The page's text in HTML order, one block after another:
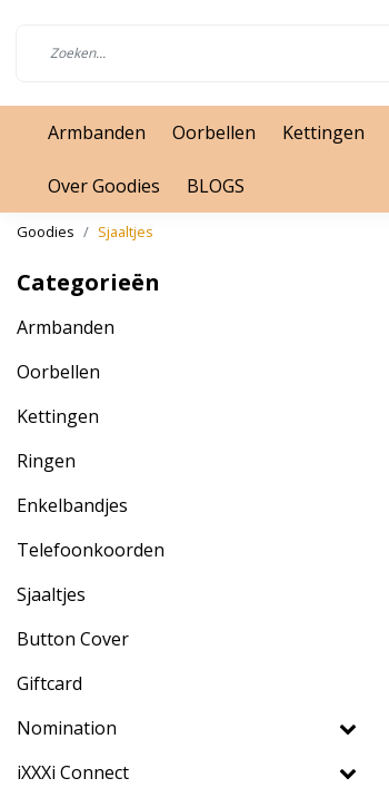
Armbanden Oorbellen Kettingen
Over Goodies BLOGS
Goodies Sjaaltjes
Categorieën
Armbanden
Oorbellen
Kettingen
Ringen
Enkelbandjes
Telefoonkoorden
Sjaaltjes
Button Cover
Giftcard
Nomination
iXXXi Connect